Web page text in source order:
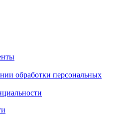
обработки персональных